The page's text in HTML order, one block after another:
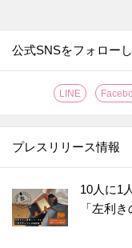
公式SNSをフォローし
LINE
プレスリリース情報
10人に1
「左利